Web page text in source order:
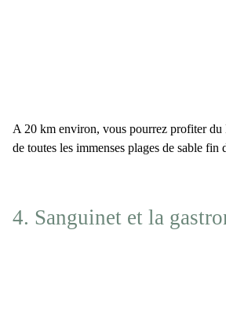
A 20 km environ, vous pourrez profiter du
de toutes les immenses plages de sable fin
4. Sanguinet et la